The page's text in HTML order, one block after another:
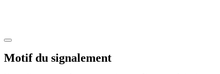
Motif du signalement